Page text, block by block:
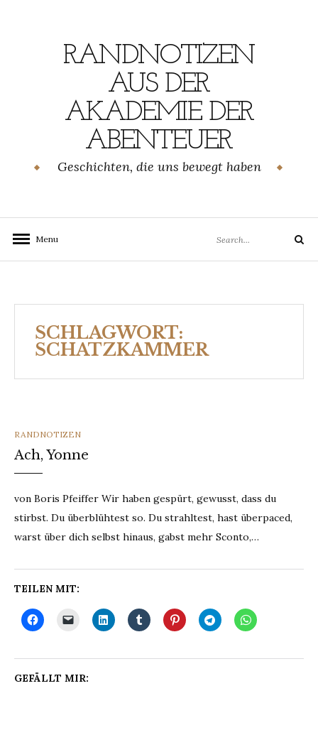
RANDNOTIZEN
AUS DER
AKADEMIE DER
ABENTEUER
Geschichten, die uns bewegt haben
Menu
for:
Search
SCHLAGWORT:
SCHATZKAMMER
CATEGORIES
RANDNOTIZEN
Ach, Yonne
von Boris Pfeiffer Wir haben gespürt, gewusst, dass du
stirbst. Du überblühtest so. Du strahltest, hast überpaced,
warst über dich selbst hinaus, gabst mehr Sconto,…
TEILEN MIT:
GEFÄLLT MIR: